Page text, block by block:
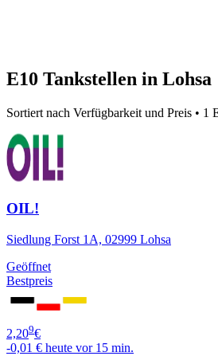
E10 Tankstellen in Lohsa
Sortiert nach Verfügbarkeit und Preis • 1
OIL!
Siedlung Forst 1A, 02999 Lohsa
Geöffnet
Bestpreis
2,209€
-0,01 € heute vor 15 min.